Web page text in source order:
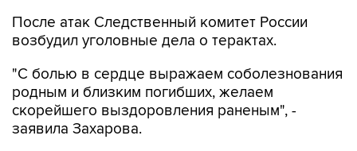
После атак Следственный комитет России
возбудил уголовные дела о терактах.
"С болью в сердце выражаем соболезнования
родным и близким погибших, желаем
скорейшего выздоровления раненым", -
заявила Захарова.